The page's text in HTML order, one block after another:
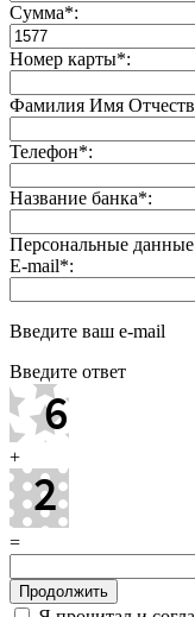
Сумма*:
Номер карты*:
Фамилия Имя
Телефон*:
Название банка*:
Персональные данные
E-mail*:
Введите ваш e-mail
Введите ответ
+
=